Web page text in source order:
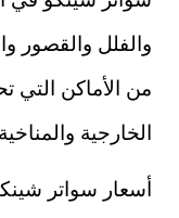
والفلل والقصور
من الأماكن التي
الخارجية
أسعار سواتر